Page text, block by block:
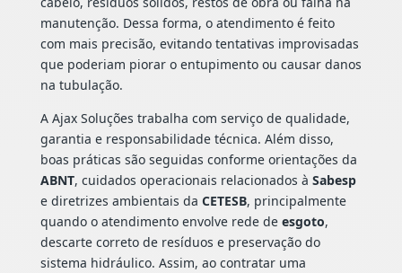
manutenção. Dessa forma, o atendimento é feito
com mais precisão, evitando tentativas improvisadas
que poderiam piorar o entupimento ou causar danos
na tubulação.
A Ajax Soluções trabalha com serviço de qualidade,
garantia e responsabilidade técnica. Além disso,
boas práticas são seguidas conforme orientações da
ABNT, cuidados operacionais relacionados à Sabesp
e diretrizes ambientais da CETESB, principalmente
quando o atendimento envolve rede de esgoto,
descarte correto de resíduos e preservação do
sistema hidráulico. Assim, ao contratar uma